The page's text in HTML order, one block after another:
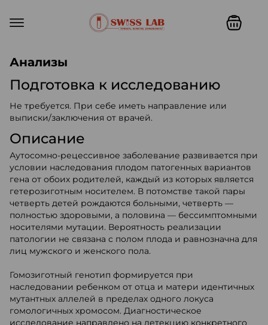
Анализы
Подготовка к исследованию
Не требуется. При себе иметь направление или
выписки/заключения от врачей.
Описание
Аутосомно-рецессивное заболевание развивается при
условии наследования плодом патогенных вариантов
гена от обоих родителей, каждый из которых является
гетерозиготным носителем. В потомстве такой пары
четверть детей рождаются больными, четверть —
полностью здоровыми, а половина — бессимптомными
носителями мутации. Вероятность реализации
патологии не связана с полом плода и равнозначна для
лиц мужского и женского пола.
Гомозиготный генотип формируется при
наследовании ребенком от отца и матери идентичных
мутантных аллелей в пределах одного локуса
гомологичных хромосом. Диагностическое
исследование направлено на детекцию конкретного